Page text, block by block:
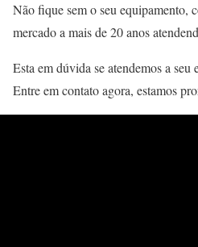
Não fique sem o seu equipamento,
mercado a mais de 20 anos
Esta em dúvida se atendemos a
Entre em contato agora, estamos